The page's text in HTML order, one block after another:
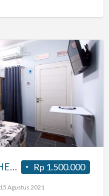
Rp 1.500.000
KOST FULLY FURNISHED ST. LT AGUNG
15 Agustus 2021